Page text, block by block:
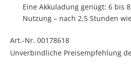
Eine Akkuladung genügt: 6 bis
Nutzung – nach 2,5 Stunden
Art.-Nr. 00178618
Unverbindliche Preisempfehlung